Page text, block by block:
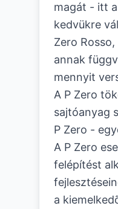
magát - itt
kedvükre
Zero
annak
mennyit
A P Zero
sajtóanyag
P Zero -
A P Zero
felépítést
a